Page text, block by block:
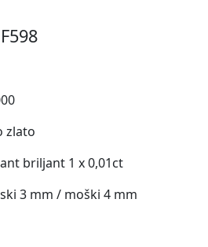
zlato
briljant 1 x 0,01ct
3 mm / moški 4 mm